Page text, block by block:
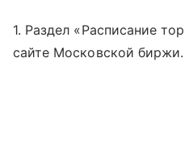
1. Раздел «Расписание
сайте Московской биржи.